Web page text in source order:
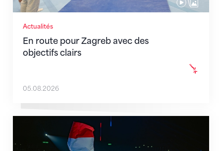
Actualités
En route pour Zagreb avec des
objectifs clairs
05.08.2026
L'équipe de France est au complet